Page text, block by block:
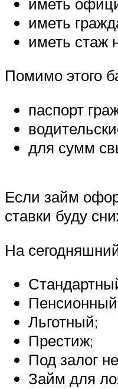
иметь
иметь стаж
Помимо этого
паспорт
для сумм
Если займ
ставки буду
На
Льготный;
Престиж;
Под залог
Займ для